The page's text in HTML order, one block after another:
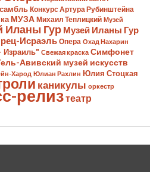
Конкурс Артура Рубинштейна
МУЗА Михаил Теплицкий Музей
Иланы Гур Музей Иланы Гур
Исраэль Опера Охад Нахарин
Израиль" Свежая краска Симфонет
Авивский музей искусств
Харод Юлиан Рахлин Юлия Стоцкая
каникулы оркестр
релизтеатр